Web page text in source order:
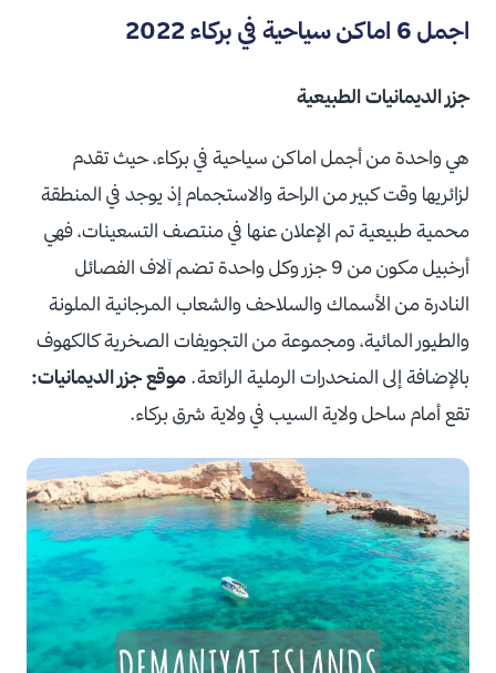
اجمل 6 اماكن سياحية في بركاء 2022
جزر الديمانيات الطبيعية
هي واحدة من أجمل اماكن سياحية في بركاء، حيث تقدم
لزائريها وقت كبير من الراحة والاستجمام إذ يوجد في المنطقة
محمية طبيعية تم الإعلان عنها في منتصف التسعينات، فهي
أرخبيل مكون من 9 جزر وكل واحدة تضم آلاف الفصائل
النادرة من الأسماك والسلاحف والشعاب المرجانية الملونة
والطيور المائية، ومجموعة من التجويفات الصخرية كالكهوف
بالإضافة إلى المنحدرات الرملية الرائعة. موقع جزر الديمانيات:
تقع أمام ساحل ولاية السيب في ولاية شرق بركاء.